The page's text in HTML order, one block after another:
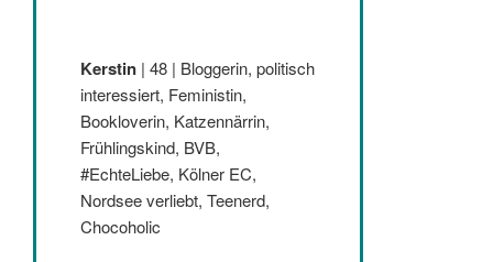
Kerstin | 48 | Bloggerin, politisch
interessiert, Feministin,
Bookloverin, Katzennärrin,
Frühlingskind, BVB,
#EchteLiebe, Kölner EC,
Nordsee verliebt, Teenerd,
Chocoholic